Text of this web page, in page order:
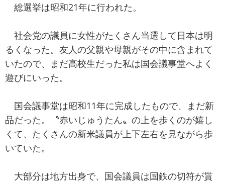
総選挙は昭和21年に行われた。
社会党の議員に女性がたくさん当選して日本は明
るくなった。友人の父親や母親がその中に含まれて
いたので、まだ高校生だった私は国会議事堂へよく
遊びにいった。
国会議事堂は昭和11年に完成したもので、まだ新
品だった。〝赤いじゅうたん〟の上を歩くのが嬉し
くて、たくさんの新米議員が上下左右を見ながら歩
いていた。
大部分は地方出身で、国会議員は国鉄の切符が貰